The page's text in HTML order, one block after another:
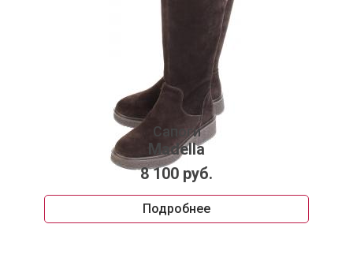
Сапоги
Madella
8 100 руб.
Подробнее